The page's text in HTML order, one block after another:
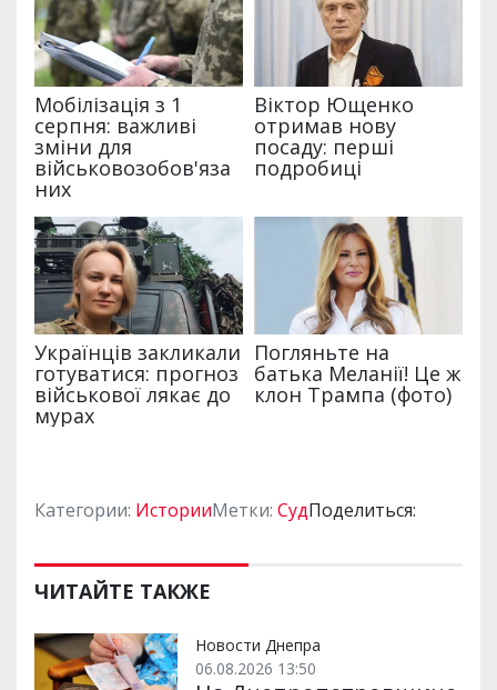
Категории: ИсторииМетки: СудПоделиться:
ЧИТАЙТЕ ТАКЖЕ
Новости Днепра
06.08.2026 13:50